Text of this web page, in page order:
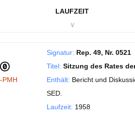
LAUFZEIT
∨
PMH
Signatur: Rep. 49, Nr. 0521
Titel: Sitzung des Rates
Enthält: Bericht und
SED.
Laufzeit: 1958